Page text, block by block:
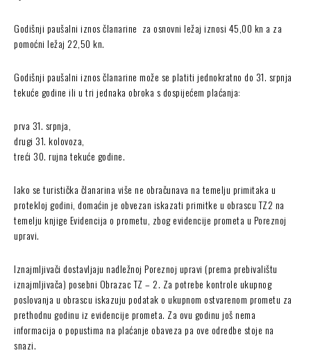
Godišnji paušalni iznos članarine za osnovni ležaj iznosi 45,00 kn a za
pomoćni ležaj 22,50 kn.
Godišnji paušalni iznos članarine može se platiti jednokratno do 31. srpnja
tekuće godine ili u tri jednaka obroka s dospijećem plaćanja:
prva 31. srpnja,
drugi 31. kolovoza,
treći 30. rujna tekuće godine.
Iako se turistička članarina više ne obračunava na temelju primitaka u
protekloj godini, domaćin je obvezan iskazati primitke u obrascu TZ2 na
temelju knjige Evidencija o prometu, zbog evidencije prometa u Poreznoj
upravi.
Iznajmljivači dostavljaju nadležnoj Poreznoj upravi (prema prebivalištu
iznajmljivača) posebni Obrazac TZ – 2. Za potrebe kontrole ukupnog
poslovanja u obrascu iskazuju podatak o ukupnom ostvarenom prometu za
prethodnu godinu iz evidencije prometa. Za ovu godinu još nema
informacija o popustima na plaćanje obaveza pa ove odredbe stoje na
snazi.